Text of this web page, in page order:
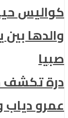
كواليس
والدها
صبيا
درة تكشف
عمرو دياب